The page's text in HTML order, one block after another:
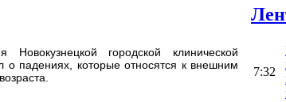
Новокузнецкой городской клинической
падениях, которые относятся к внешним
7:32